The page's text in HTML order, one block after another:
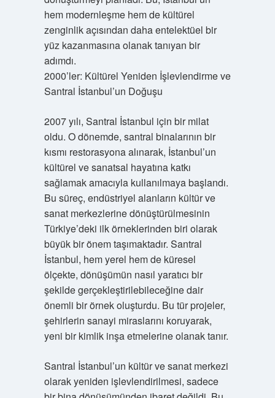
hem modernleşme hem de kültürel
zenginlik açısından daha entelektüel bir
yüz kazanmasına olanak tanıyan bir
adımdı.
2000’ler: Kültürel Yeniden İşlevlendirme ve
Santral İstanbul’un Doğuşu
2007 yılı, Santral İstanbul için bir milat
oldu. O dönemde, santral binalarının bir
kısmı restorasyona alınarak, İstanbul’un
kültürel ve sanatsal hayatına katkı
sağlamak amacıyla kullanılmaya başlandı.
Bu süreç, endüstriyel alanların kültür ve
sanat merkezlerine dönüştürülmesinin
Türkiye’deki ilk örneklerinden biri olarak
büyük bir önem taşımaktadır. Santral
İstanbul, hem yerel hem de küresel
ölçekte, dönüşümün nasıl yaratıcı bir
şekilde gerçekleştirilebileceğine dair
önemli bir örnek oluşturdu. Bu tür projeler,
şehirlerin sanayi miraslarını koruyarak,
yeni bir kimlik inşa etmelerine olanak tanır.
Santral İstanbul’un kültür ve sanat merkezi
olarak yeniden işlevlendirilmesi, sadece